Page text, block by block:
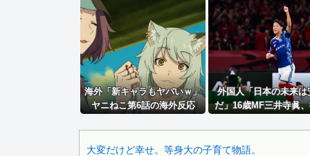
秋田県職員さん、会見をバスローブ＆喫煙スタイルで対応し
ジャンポケ斎藤と代理人のやりとり、「地獄すぎて完全に
【画像】 日本共産党の街宣車、ほんと碌でもないな
積水ハウス「地面師に55億円騙し取られた…」ワイ「はえ
【悲報】 ドル円、年末150円割れへｗｗｗｗｗ
【悲報】同性愛者女さん「女と付き合うの地獄すぎる、男
ダイアンのじゃない方がユースケさんになってしまってい
高配当をうたった「みんなで大家さん」→実態は2881億円...
海外「新キャラもヤバいｗ」
ヤニねこ第6話の海外反応
外国人「日本の未来は
だ」16歳MF三井寺眞
位の記録！3得点に絡
で海外絶賛！【海外の反
大変だけど幸せ。等身大の子育て物語。